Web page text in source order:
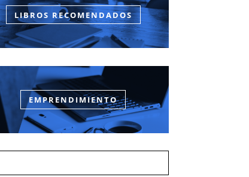
LIBROS RECOMENDADOS
EMPRENDIMIENTO